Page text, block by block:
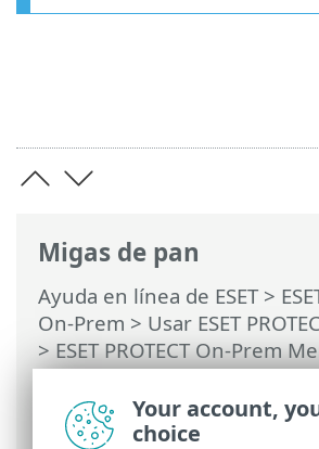
Migas de pan
Ayuda en línea de ESET>
On-Prem > Usar ESET
> ESET PROTECT On-Prem
>Tareas>Tareas de clientes
de registro de SysInspector
únicamente)
Your account,
choice